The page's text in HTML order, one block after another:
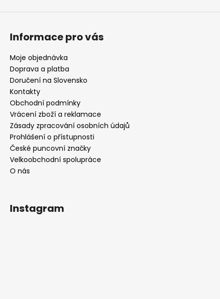
Informace pro vás
Moje objednávka
Doprava a platba
Doručení na Slovensko
Kontakty
Obchodní podmínky
Vrácení zboží a reklamace
Zásady zpracování osobních údajů
Prohlášení o přístupnosti
České puncovní značky
Velkoobchodní spolupráce
O nás
Instagram